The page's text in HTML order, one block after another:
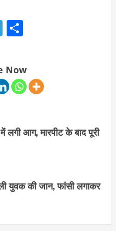
Telegram
Now
आग, मारपीट के बाद पूरी
युवक की जान, फांसी लगाकर